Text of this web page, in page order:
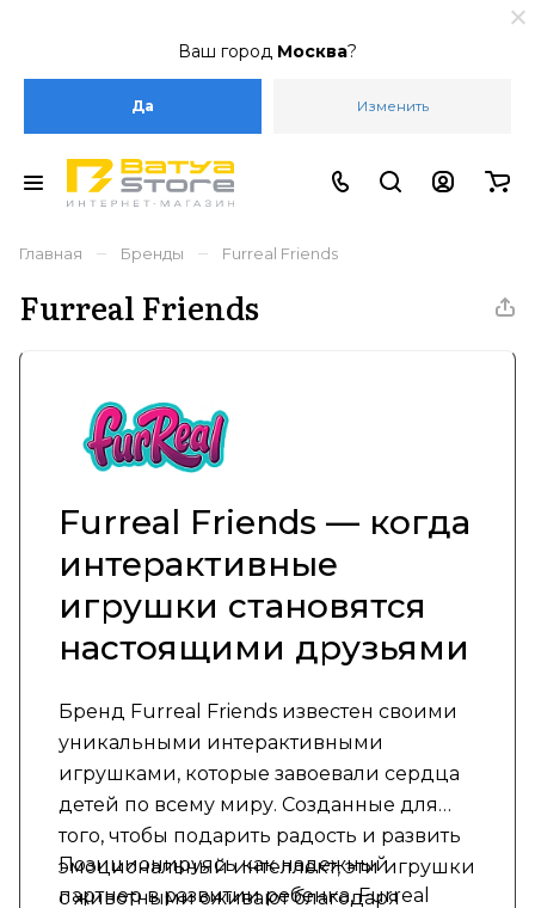
Ваш город Москва?
Да Изменить
Главная – Бренды – Furreal Friends
Furreal Friends
Furreal Friends — когда
интерактивные
игрушки становятся
настоящими друзьями
Бренд Furreal Friends известен своими
уникальными интерактивными
игрушками, которые завоевали сердца
детей по всему миру. Созданные для
того, чтобы подарить радость и развить
эмоциональный интеллект, эти игрушки
с животными оживают благодаря
Позиционируясь как надежный
партнер в развитии ребенка, Furreal